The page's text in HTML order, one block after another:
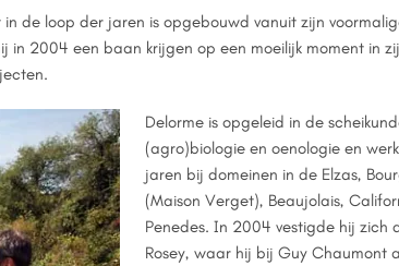
de loop der jaren is opgebouwd vanuit zijn
2004 een baan krijgen op een moeilijk moment in
Delorme is opgeleid in de
(agro)biologie en oenologie en
jaren bij domeinen in de Elzas,
(Maison Verget), Beaujolais,
Penedes. In 2004 vestigde hij zich
Rosey, waar hij bij Guy Chaumont